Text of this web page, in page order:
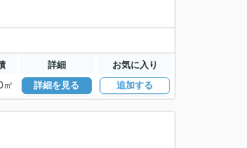
詳細 お気に入り
㎡ 詳細を見る 追加する